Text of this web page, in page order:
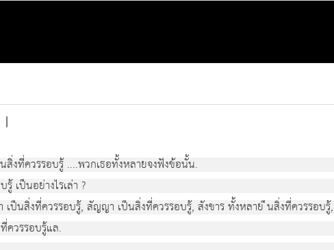
|
ที่ควรรอบรู ....พวกเธอทั้งหลายจงฟงขอนั้น.
ปนอยางไรเลา ?
ปนสิ่งที่ควรรอบรู, สัญญา เปนสิ่งที่ควรรอบรู, สังขาร ทั้งหลาย นสิ่งที่ควรรอบ
ควรรอบรูแล.